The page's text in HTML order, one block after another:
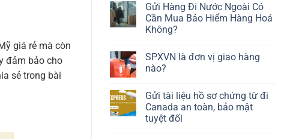
giá rẻ mà còn
đảm bảo cho
sẻ trong bài
Gửi Hàng Đi Nước Ngoài Có
Cần Mua Bảo Hiểm Hàng Hoá
Không?
SPXVN là đơn vị giao hàng
nào?
Gửi tài liệu hồ sơ chứng từ đi
Canada an toàn, bảo mật
tuyệt đối